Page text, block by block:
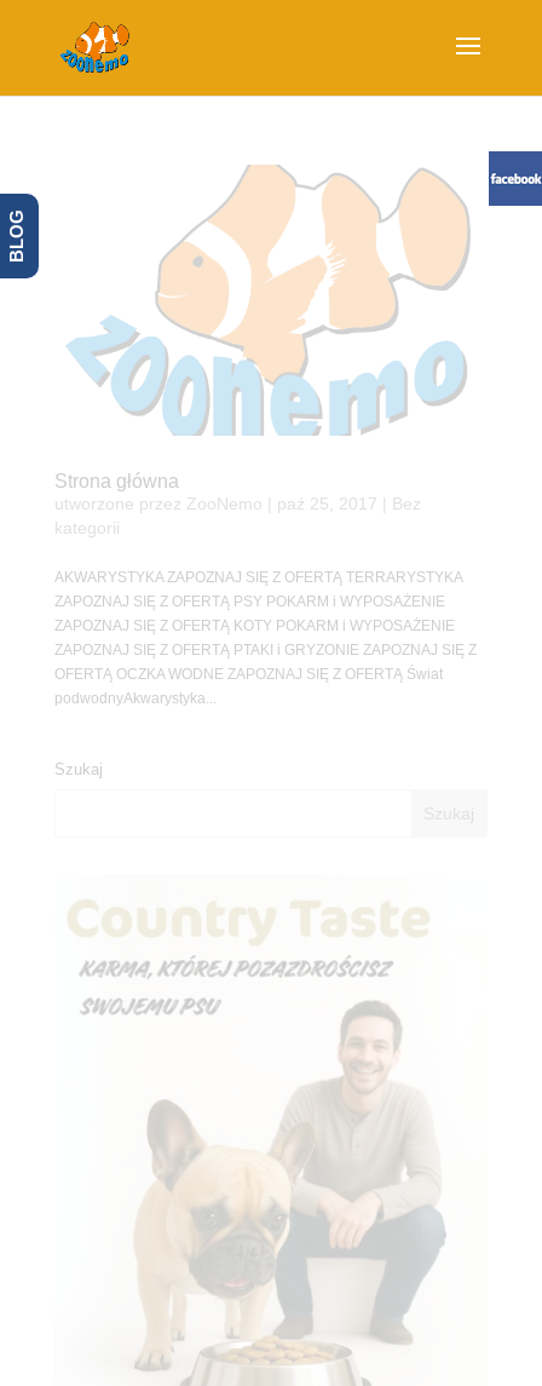
Strona główna
utworzone przez ZooNemo paź 25, 2017 | Bez
kategorii
AKWARYSTYKA ZAPOZNAJ SIĘ Z OFERTĄ TERRARYSTYKA
ZAPOZNAJ SIĘ Z OFERTĄ PSY POKARM i WYPOSAŻENIE
ZAPOZNAJ SIĘ Z OFERTĄ KOTY POKARM i WYPOSAŻENIE
ZAPOZNAJ SIĘ Z OFERTĄ PTAKI i GRYZONIE ZAPOZNAJ SIĘ Z
OFERTĄ OCZKA WODNE ZAPOZNAJ SIĘ Z OFERTĄ Świat
podwodnyAkwarystyka...
Szukaj
BLOG